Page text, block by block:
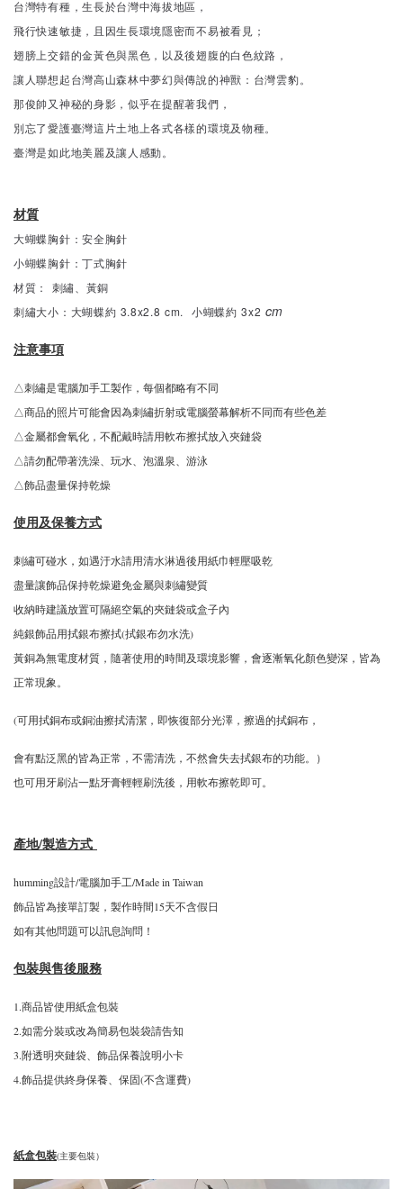
台灣特有種，生長於台灣中海拔地區，
飛行快速敏捷，且因生長環境隱密而不易被看見；
翅膀上交錯的金黃色與黑色，以及後翅腹的白色紋路，
讓人聯想起台灣高山森林中夢幻與傳說的神獸：台灣雲豹。
那俊帥又神秘的身影，似乎在提醒著我們，
別忘了愛護臺灣這片土地上各式各樣的環境及物種。
臺灣是如此地美麗及讓人感動。
材質
大蝴蝶胸針：安全胸針
小蝴蝶胸針：丁式胸針
材質： 刺繡、黃銅
刺繡大小：大蝴蝶約 3.8x2.8 cm. 小蝴蝶約3x2 cm
注意事項
△刺繡是電腦加手工製作，每個都略有不同
△商品的照片可能會因為刺繡折射或電腦螢幕解析不同而有些色差
△金屬都會氧化，不配戴時請用軟布擦拭放入夾鏈袋
△請勿配帶著洗澡、玩水、泡溫泉、游泳
△飾品盡量保持乾燥
使用及保養方式
刺繡可碰水，如遇汙水請用清水淋過後用紙巾輕壓吸乾
盡量讓飾品保持乾燥避免金屬與刺繡變質
收納時建議放置可隔絕空氣的夾鏈袋或盒子內
純銀飾品用拭銀布擦拭(拭銀布勿水洗)
黃銅為無電度材質，隨著使用的時間及環境影響，會逐漸氧化顏色變深，皆為
正常現象。
(可用拭銅布或銅油擦拭清潔，即恢復部分光澤，擦過的拭銅布，
會有點泛黑的皆為正常，不需清洗，不然會失去拭銀布的功能。）
也可用牙刷沾一點牙膏輕輕刷洗後，用軟布擦乾即可。
產地/製造方式
humming設計/電腦加手工/Made in Taiwan
飾品皆為接單訂製，製作時間15天不含假日
如有其他問題可以訊息詢問！
包裝與售後服務
1.商品皆使用紙盒包裝
2.如需分裝或改為簡易包裝袋請告知
3.附透明夾鏈袋、飾品保養說明小卡
4.飾品提供終身保養、保固(不含運費)
紙盒包裝(主要包裝）